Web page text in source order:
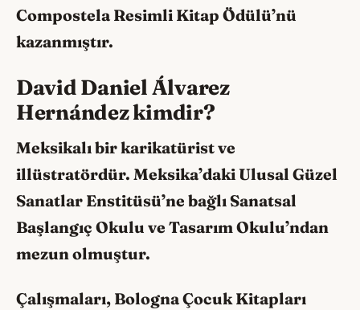
Compostela Resimli Kitap Ödülü’nü
kazanmıştır.
David Daniel Álvarez
Hernández kimdir?
Meksikalı bir karikatürist ve
illüstratördür. Meksika’daki Ulusal Güzel
Sanatlar Enstitüsü’ne bağlı Sanatsal
Başlangıç Okulu ve Tasarım Okulu’ndan
mezun olmuştur.
Çalışmaları, Bologna Çocuk Kitapları